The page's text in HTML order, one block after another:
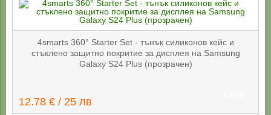
4smarts 360° Starter Set - тънък силиконов кейс и
стъклено защитно покритие за дисплея на Samsung
Galaxy S24 Plus (прозрачен)
12.78 € / 25 лв